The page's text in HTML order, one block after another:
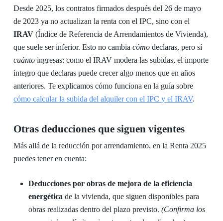
Desde 2025, los contratos firmados después del 26 de mayo
de 2023 ya no actualizan la renta con el IPC, sino con el
IRAV(Índice de Referencia de Arrendamientos de Vivienda),
que suele ser inferior. Esto no cambia cómodeclaras, pero sí
cuántoingresas: como el IRAV modera las subidas, el importe
íntegro que declaras puede crecer algo menos que en años
anteriores. Te explicamos cómo funciona en la guía sobre
cómo calcular la subida del alquiler con el IPC y el IRAV.
Otras deducciones que siguen vigentes
Más allá de la reducción por arrendamiento, en la Renta 2025
puedes tener en cuenta:
Deducciones por obras de mejora de la eficiencia
energética de la vivienda, que siguen disponibles para
obras realizadas dentro del plazo previsto. (Confirma los